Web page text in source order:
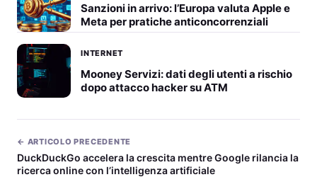
Sanzioni in arrivo: l’Europa valuta Apple e
Meta per pratiche anticoncorrenziali
INTERNET
Mooney Servizi: dati degli utenti a rischio
dopo attacco hacker su ATM
← ARTICOLO PRECEDENTE
DuckDuckGo accelera la crescita mentre Google rilancia la
ricerca online con l’intelligenza artificiale